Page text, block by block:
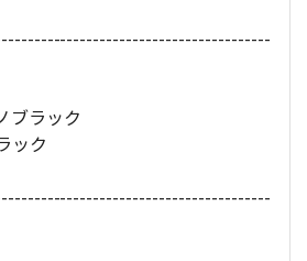
ブラック
ック